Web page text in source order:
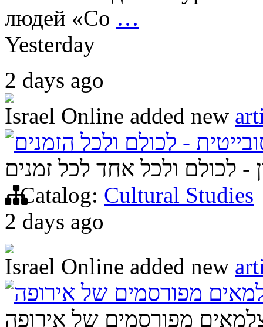
людей «Со …
Yesterday
2 days ago
Israel Online added new
- לכולם ולכל הזמנים
- לכולם ולכל אחד לכל זמנים
Catalog: Cultural Studies
2 days ago
Israel Online added new
מפורסמים של אירופה
מפורסמים של אירופה